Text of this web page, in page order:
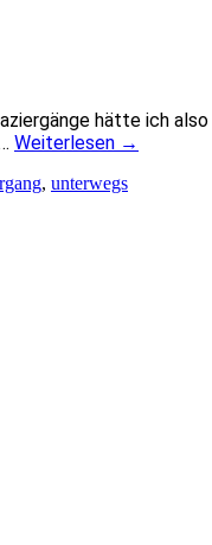
hätte ich
Weiterlesen →
, unterwegs